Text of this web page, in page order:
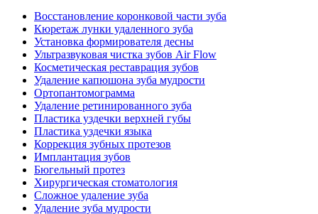
Восстановление коронковой части зуба
Кюретаж лунки удаленного зуба
Установка формирователя десны
Ультразвуковая чистка зубов Air Flow
Косметическая реставрация зубов
Удаление капюшона зуба мудрости
Ортопантомограмма
Удаление ретинированного зуба
Пластика уздечки верхней губы
Пластика уздечки языка
Коррекция зубных протезов
Имплантация зубов
Бюгельный протез
Хирургическая стоматология
Сложное удаление зуба
Удаление зуба мудрости